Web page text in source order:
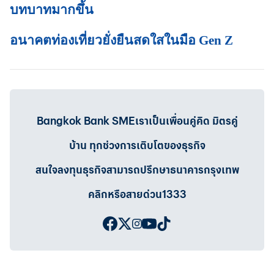
บทบาทมากขึ้น
อนาคตท่องเที่ยวยั่งยืนสดใสในมือ Gen Z
Bangkok Bank SMEเราเป็นเพื่อนคู่คิด มิตรคู่
บ้าน ทุกช่วงการเติบโตของธุรกิจ
สนใจลงทุนธุรกิจสามารถปรึกษาธนาคารกรุงเทพ
คลิกหรือสายด่วน1333